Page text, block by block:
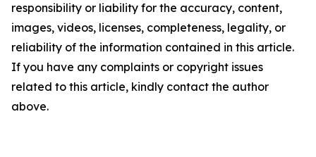
responsibility or liability for the accuracy, content,
images, videos, licenses, completeness, legality, or
reliability of the information contained in this article.
If you have any complaints or copyright issues
related to this article, kindly contact the author
above.